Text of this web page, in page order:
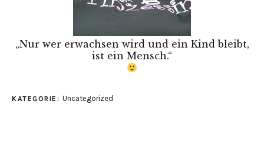
„Nur wer erwachsen wird und ein Kind bleibt,
ist ein Mensch.“
KATEGORIE: Uncategorized